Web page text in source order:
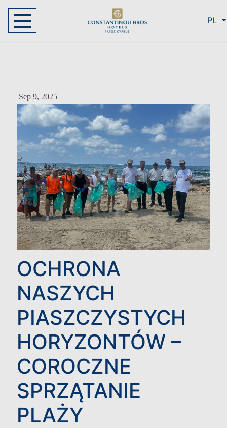
PL
Sep 9, 2025
OCHRONA
NASZYCH
PIASZCZYSTYCH
HORYZONTÓW –
COROCZNE
SPRZĄTANIE
PLAŻY